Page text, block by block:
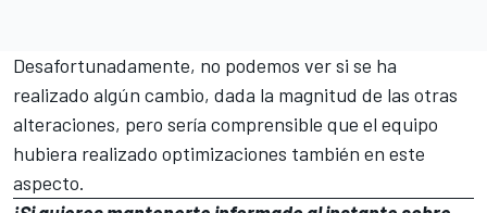
Desafortunadamente, no podemos ver si se ha
realizado algún cambio, dada la magnitud de las otras
alteraciones, pero sería comprensible que el equipo
hubiera realizado optimizaciones también en este
aspecto.